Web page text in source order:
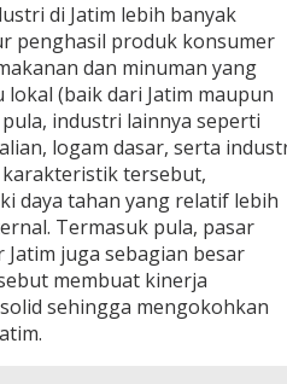
di Jatim lebih banyak
penghasil produk konsumer
dan minuman yang
(baik dari Jatim maupun
industri lainnya seperti
logam dasar, serta
tersebut,
daya tahan yang relatif lebih
Termasuk pula, pasar
juga sebagian besar
membuat kinerja
sehingga mengokohkan